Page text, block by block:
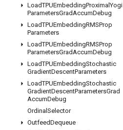
LoadTPUEmbeddingProximalYogi
ParametersGradAccumDebug
LoadTPUEmbeddingRMSProp
Parameters
LoadTPUEmbeddingRMSProp
ParametersGradAccumDebug
LoadTPUEmbeddingStochastic
GradientDescentParameters
LoadTPUEmbeddingStochastic
GradientDescentParametersGrad
AccumDebug
Ordinal Selector
OutfeedDequeue